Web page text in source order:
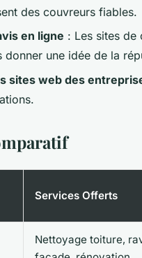
des couvreurs fiables.
en ligne : Les sites de
donner une idée de la
sites web des
Services Offerts
Nettoyage toiture,